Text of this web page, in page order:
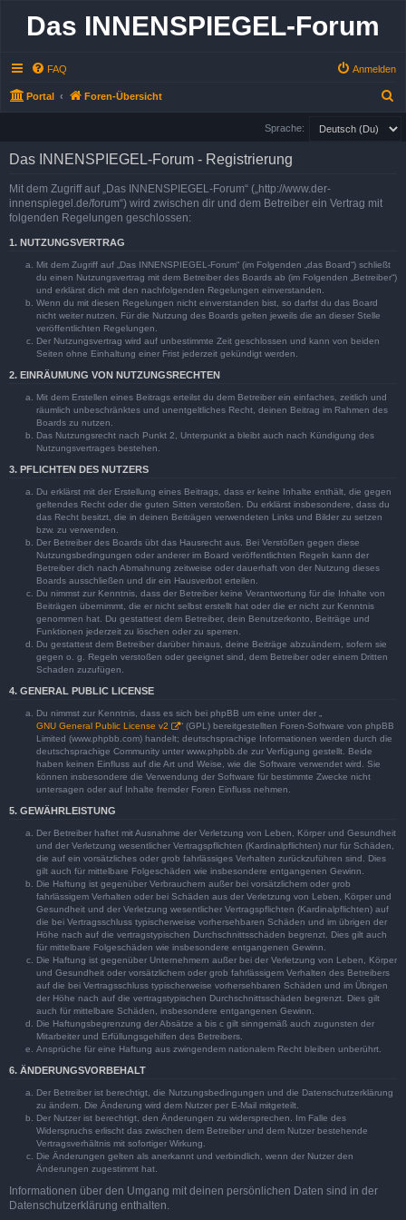
Das INNENSPIEGEL-Forum
FAQ Anmelden
Portal Foren-Übersicht
Sprache:
Das INNENSPIEGEL-Forum - Registrierung
Mit dem Zugriff auf „Das INNENSPIEGEL-Forum“ („http://www.der-
innenspiegel.de/forum“) wird zwischen dir und dem Betreiber ein Vertrag mit
folgenden Regelungen geschlossen:
1. NUTZUNGSVERTRAG
Mit dem Zugriff auf „Das INNENSPIEGEL-Forum“ (im Folgenden „das Board“) schließt
du einen Nutzungsvertrag mit dem Betreiber des Boards ab (im Folgenden „Betreiber“)
und erklärst dich mit den nachfolgenden Regelungen einverstanden.
Wenn du mit diesen Regelungen nicht einverstanden bist, so darfst du das Board
nicht weiter nutzen. Für die Nutzung des Boards gelten jeweils die an dieser Stelle
veröffentlichten Regelungen.
Der Nutzungsvertrag wird auf unbestimmte Zeit geschlossen und kann von beiden
Seiten ohne Einhaltung einer Frist jederzeit gekündigt werden.
2. EINRÄUMUNG VON NUTZUNGSRECHTEN
Mit dem Erstellen eines Beitrags erteilst du dem Betreiber ein einfaches, zeitlich und
räumlich unbeschränktes und unentgeltliches Recht, deinen Beitrag im Rahmen des
Boards zu nutzen.
Das Nutzungsrecht nach Punkt 2, Unterpunkt a bleibt auch nach Kündigung des
Nutzungsvertrages bestehen.
3. PFLICHTEN DES NUTZERS
Du erklärst mit der Erstellung eines Beitrags, dass er keine Inhalte enthält, die gegen
geltendes Recht oder die guten Sitten verstoßen. Du erklärst insbesondere, dass du
das Recht besitzt, die in deinen Beiträgen verwendeten Links und Bilder zu setzen
bzw. zu verwenden.
Der Betreiber des Boards übt das Hausrecht aus. Bei Verstößen gegen diese
Nutzungsbedingungen oder anderer im Board veröffentlichten Regeln kann der
Betreiber dich nach Abmahnung zeitweise oder dauerhaft von der Nutzung dieses
Boards ausschließen und dir ein Hausverbot erteilen.
Du nimmst zur Kenntnis, dass der Betreiber keine Verantwortung für die Inhalte von
Beiträgen übernimmt, die er nicht selbst erstellt hat oder die er nicht zur Kenntnis
genommen hat. Du gestattest dem Betreiber, dein Benutzerkonto, Beiträge und
Funktionen jederzeit zu löschen oder zu sperren.
Du gestattest dem Betreiber darüber hinaus, deine Beiträge abzuändern, sofern sie
gegen o. g. Regeln verstoßen oder geeignet sind, dem Betreiber oder einem Dritten
Schaden zuzufügen.
4. GENERAL PUBLIC LICENSE
Du nimmst zur Kenntnis, dass es sich bei phpBB um eine unter der „
GNU General Public License v2
“ (GPL) bereitgestellten Foren-Software von phpBB
Limited (www.phpbb.com) handelt; deutschsprachige Informationen werden durch die
deutschsprachige Community unter www.phpbb.de zur Verfügung gestellt. Beide
haben keinen Einfluss auf die Art und Weise, wie die Software verwendet wird. Sie
können insbesondere die Verwendung der Software für bestimmte Zwecke nicht
untersagen oder auf Inhalte fremder Foren Einfluss nehmen.
5. GEWÄHRLEISTUNG
Der Betreiber haftet mit Ausnahme der Verletzung von Leben, Körper und Gesundheit
und der Verletzung wesentlicher Vertragspflichten (Kardinalpflichten) nur für Schäden,
die auf ein vorsätzliches oder grob fahrlässiges Verhalten zurückzuführen sind. Dies
gilt auch für mittelbare Folgeschäden wie insbesondere entgangenen Gewinn.
Die Haftung ist gegenüber Verbrauchern außer bei vorsätzlichem oder grob
fahrlässigem Verhalten oder bei Schäden aus der Verletzung von Leben, Körper und
Gesundheit und der Verletzung wesentlicher Vertragspflichten (Kardinalpflichten) auf
die bei Vertragsschluss typischerweise vorhersehbaren Schäden und im übrigen der
Höhe nach auf die vertragstypischen Durchschnittsschäden begrenzt. Dies gilt auch
für mittelbare Folgeschäden wie insbesondere entgangenen Gewinn.
Die Haftung ist gegenüber Unternehmern außer bei der Verletzung von Leben, Körper
und Gesundheit oder vorsätzlichem oder grob fahrlässigem Verhalten des Betreibers
auf die bei Vertragsschluss typischerweise vorhersehbaren Schäden und im Übrigen
der Höhe nach auf die vertragstypischen Durchschnittsschäden begrenzt. Dies gilt
auch für mittelbare Schäden, insbesondere entgangenen Gewinn.
Die Haftungsbegrenzung der Absätze a bis c gilt sinngemäß auch zugunsten der
Mitarbeiter und Erfüllungsgehilfen des Betreibers.
Ansprüche für eine Haftung aus zwingendem nationalem Recht bleiben unberührt.
6. ÄNDERUNGSVORBEHALT
Der Betreiber ist berechtigt, die Nutzungsbedingungen und die Datenschutzerklärung
zu ändern. Die Änderung wird dem Nutzer per E-Mail mitgeteilt.
Der Nutzer ist berechtigt, den Änderungen zu widersprechen. Im Falle des
Widerspruchs erlischt das zwischen dem Betreiber und dem Nutzer bestehende
Vertragsverhältnis mit sofortiger Wirkung.
Die Änderungen gelten als anerkannt und verbindlich, wenn der Nutzer den
Änderungen zugestimmt hat.
Informationen über den Umgang mit deinen persönlichen Daten sind in der
Datenschutzerklärung enthalten.